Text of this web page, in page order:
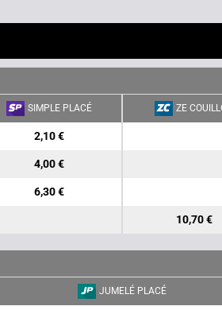
SIMPLE PLACÉ ZE
2,10 €
4,00 €
6,30 €
10,70 €
JUMELÉ PLACÉ